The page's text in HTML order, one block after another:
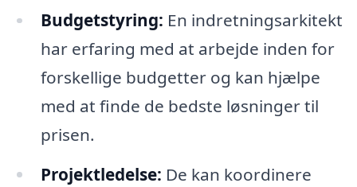
Budgetstyring: En indretningsarkitekt
har erfaring med at arbejde inden for
forskellige budgetter og kan hjælpe
med at finde de bedste løsninger til
prisen.
Projektledelse: De kan koordinere